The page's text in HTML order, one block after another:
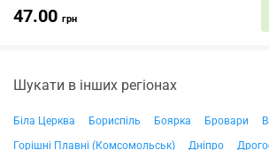
47.00 грн
Шукати в інших регіонах
Біла Церква Бориспіль Боярка Бровари
Горішні Плавні (Комсомольськ)
Дніпро